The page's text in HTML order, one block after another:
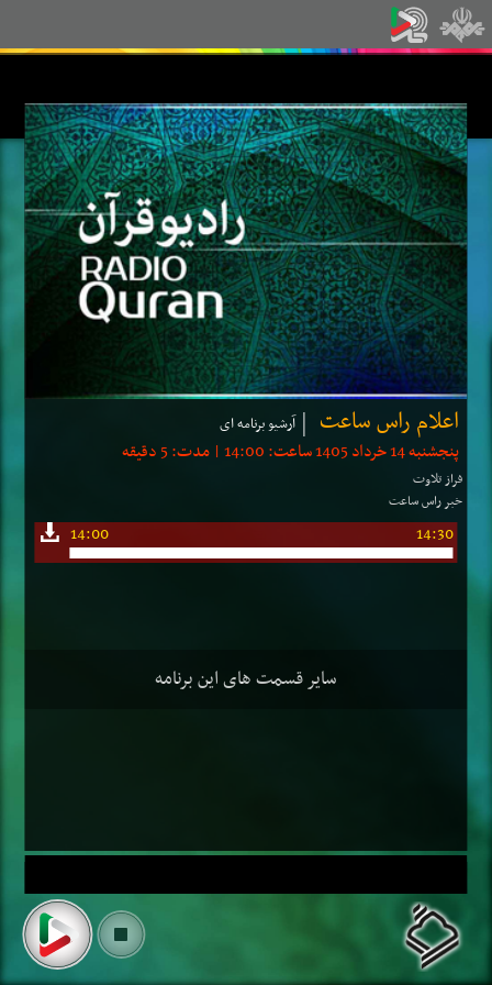
اعلام راس ساعت آرشیو برنامه ای
پنجشنبه 14 خرداد 1405 ساعت: 14:00 | مدت: 5 دقیقه
فراز تلاوت
خبر راس ساعت
14:00 14:30
سایر قسمت های این برنامه